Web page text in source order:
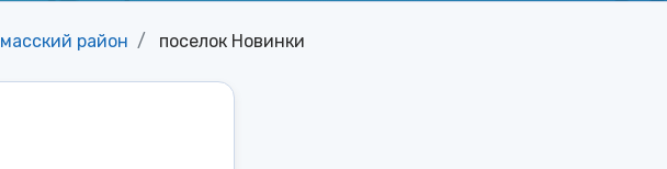
район поселок Новинки